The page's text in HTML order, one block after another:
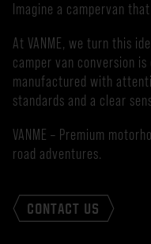
Imagine a campervan
At VANME, we turn this
camper van conversion
manufactured with
standards and a clear
VANME – Premium
road adventures.
CONTACT US